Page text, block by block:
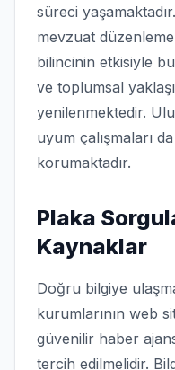
süreci
mevzuat
bilincinin etkisiyle
ve toplumsal
yenilenmektedir.
uyum çalışmaları
korumaktadır.
Plaka
Kaynaklar
Doğru bilgiye
kurumlarının web
güvenilir haber
tercih edilmelidir.